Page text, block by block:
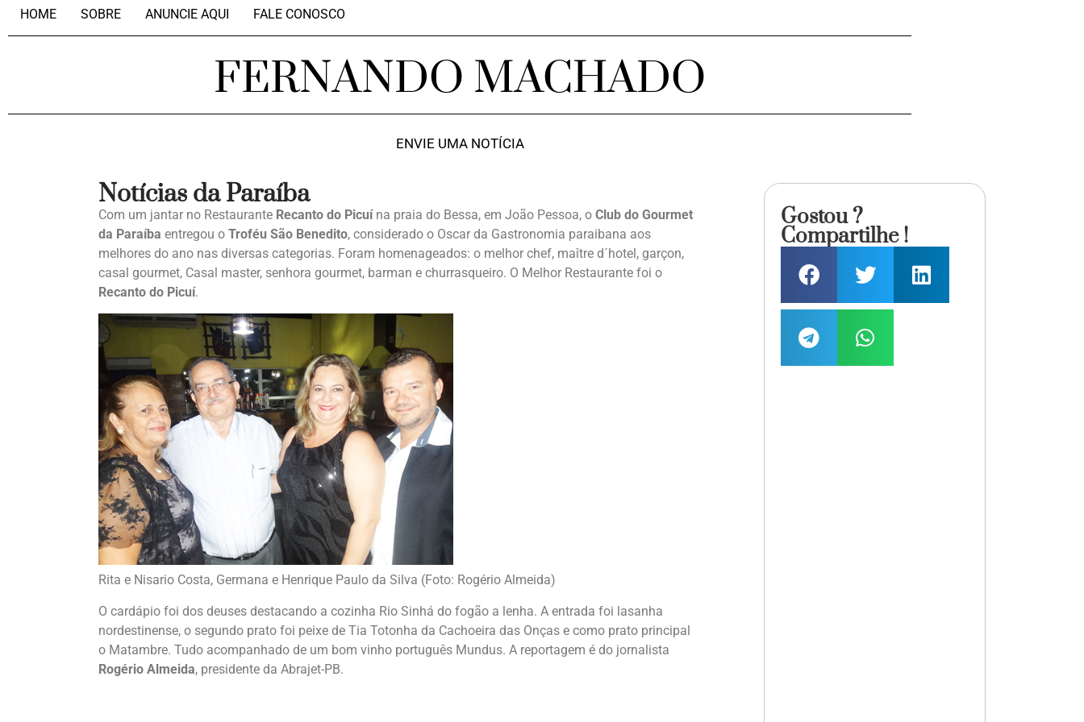
HOME SOBRE ANUNCIE AQUI FALE CONOSCO
FERNANDO MACHADO
ENVIE UMA NOTÍCIA
Notícias da Paraíba
Com um jantar no Restaurante Recanto do Picuína praia do Bessa, em João Pessoa, o Club do Gourmet
da Paraíba entregou o Troféu São Benedito, considerado o Oscar da Gastronomia paraibana aos
melhores do ano nas diversas categorias. Foram homenageados: o melhor chef, maître d´hotel, garçon,
casal gourmet, Casal master, senhora gourmet, barman e churrasqueiro. O Melhor Restaurante foi o
Recanto do Picuí.
Rita e Nisario Costa, Germana e Henrique Paulo da Silva (Foto: Rogério Almeida)
O cardápio foi dos deuses destacando a cozinha Rio Sinhá do fogão a lenha. A entrada foi lasanha
nordestinense, o segundo prato foi peixe de Tia Totonha da Cachoeira das Onças e como prato principal
o Matambre. Tudo acompanhado de um bom vinho português Mundus. A reportagem é do jornalista
Rogério Almeida, presidente da Abrajet-PB.
Gostou ?
Compartilhe !